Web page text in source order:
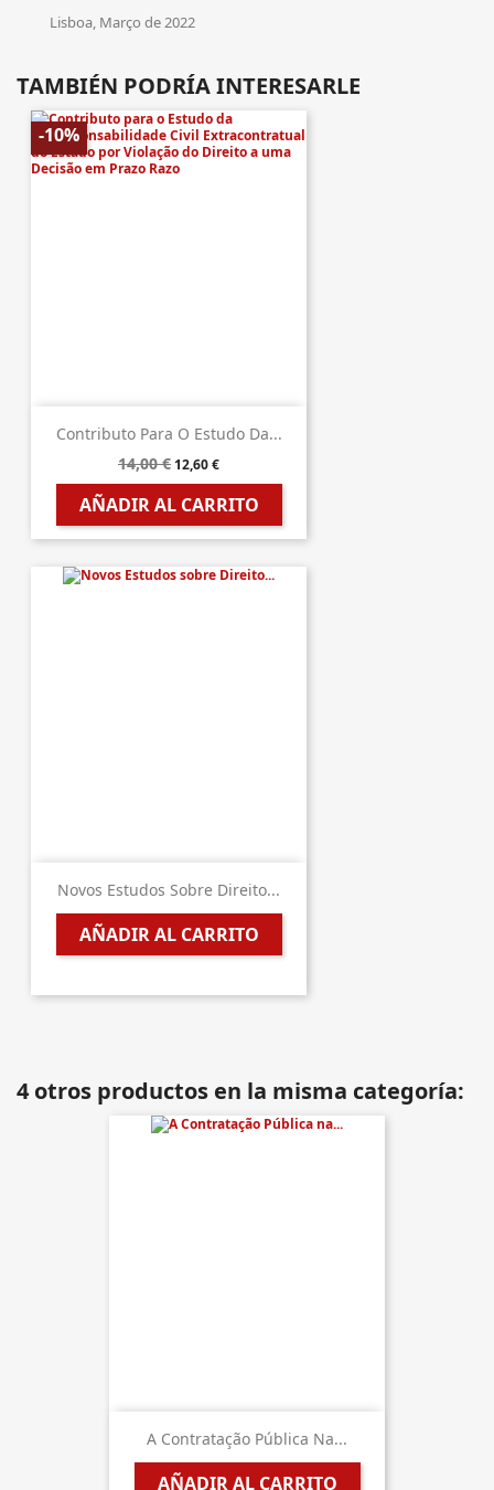
Lisboa, Março de 2022
TAMBIÉN PODRÍA INTERESARLE
Contributo Para O Estudo Da...
14,00 € 12,60 €
AÑADIR AL CARRITO
-10%
Novos Estudos Sobre Direito...
AÑADIR AL CARRITO
4 otros productos en la misma categoría:
A Contratação Pública Na...
AÑADIR AL CARRITO